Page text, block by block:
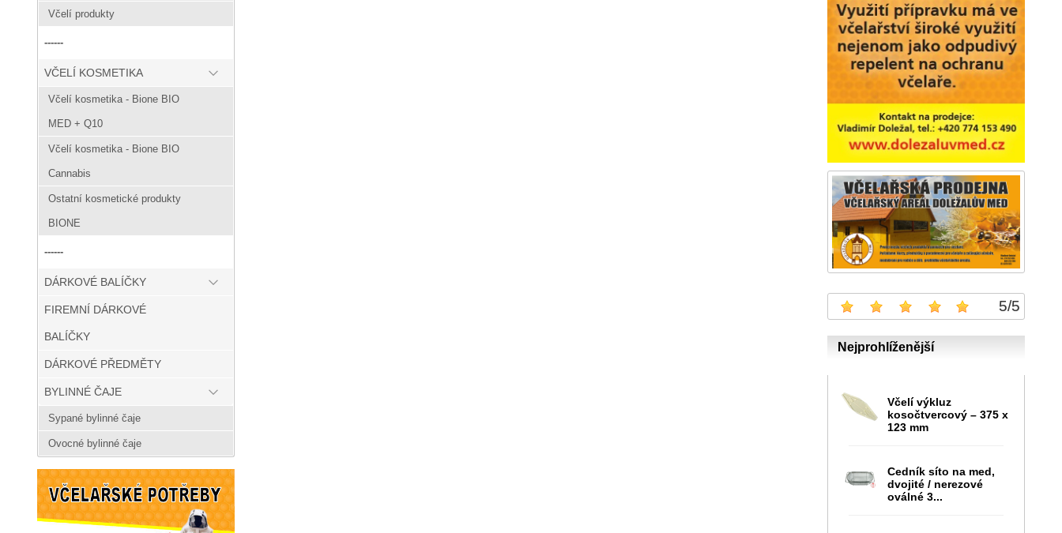
Včelí produkty
------
VČELÍ KOSMETIKA
Včelí kosmetika - Bione BIO
MED + Q10
Včelí kosmetika - Bione BIO
Cannabis
Ostatní kosmetické produkty
BIONE
------
DÁRKOVÉ BALÍČKY
FIREMNÍ DÁRKOVÉ
BALÍČKY
DÁRKOVÉ PŘEDMĚTY
BYLINNÉ ČAJE
Sypané bylinné čaje
Ovocné bylinné čaje
5/5
Nejprohlíženější
Včelí výkluz
kosočtvercový – 375 x
123 mm
Cedník síto na med,
dvojité / nerezové
oválné 3...